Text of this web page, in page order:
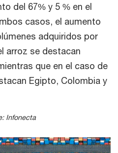
del 67% y 5 % en el
casos, el aumento
adquiridos por
arroz se destacan
que en el caso de
Egipto, Colombia y
Infonecta